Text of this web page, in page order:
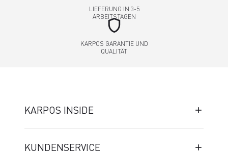
LIEFERUNG IN 3-5
ARBEITSTAGEN
shield
KARPOS GARANTIE UND
QUALITÄT
KARPOS INSIDE
KUNDENSERVICE